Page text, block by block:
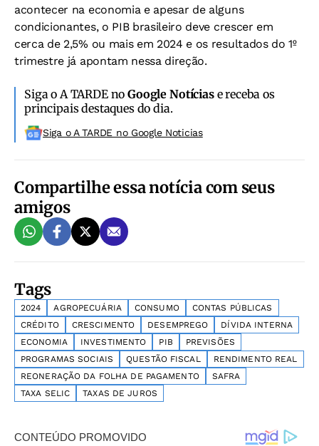
acontecer na economia e apesar de alguns
condicionantes, o PIB brasileiro deve crescer em
cerca de 2,5% ou mais em 2024 e os resultados do 1º
trimestre já apontam nessa direção.
Siga o A TARDE noGoogle Notíciase receba os
principais destaques do dia.
Siga o A TARDE no Google Noticias
Compartilhe essa notícia com seus
amigos
Tags
2024 AGROPECUÁRIA CONSUMO
CONTAS PÚBLICAS
CRÉDITO
CRESCIMENTO DESEMPREGO
DÍVIDA INTERNA
ECONOMIA
INVESTIMENTO PIB
PREVISÕES
PROGRAMAS SOCIAIS
QUESTÃO FISCAL
RENDIMENTO REAL
REONERAÇÃO DA FOLHA DE PAGAMENTO
SAFRA
TAXA SELIC
TAXAS DE JUROS